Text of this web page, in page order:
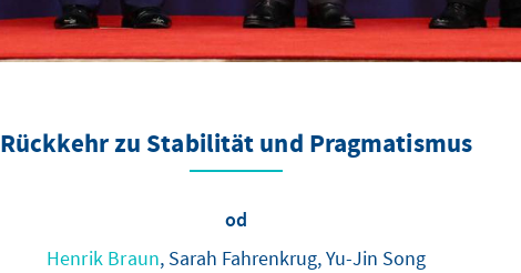
Rückkehr zu Stabilität und Pragmatismus
od
Henrik Braun, Sarah Fahrenkrug, Yu-Jin Song